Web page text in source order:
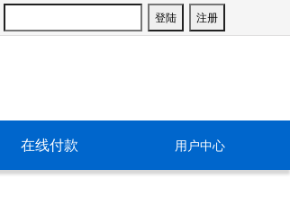
在线付款 用户中心